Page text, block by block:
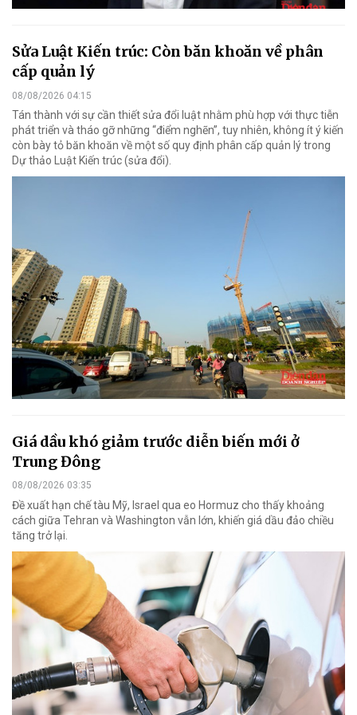
Sửa Luật Kiến trúc: Còn băn khoăn về phân
cấp quản lý
08/08/2026 04:15
Tán thành với sự cần thiết sửa đổi luật nhằm phù hợp với thực tiễn
phát triển và tháo gỡ những “điểm nghẽn”, tuy nhiên, không ít ý kiến
còn bày tỏ băn khoăn về một số quy định phân cấp quản lý trong
Dự thảo Luật Kiến trúc (sửa đổi).
Giá dầu khó giảm trước diễn biến mới ở
Trung Đông
08/08/2026 03:35
Đề xuất hạn chế tàu Mỹ, Israel qua eo Hormuz cho thấy khoảng
cách giữa Tehran và Washington vẫn lớn, khiến giá dầu đảo chiều
tăng trở lại.